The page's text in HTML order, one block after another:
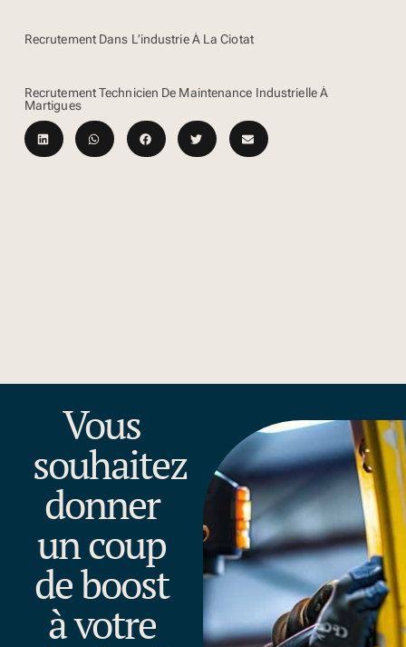
Recrutement Dans L’industrie À La Ciotat
Recrutement Technicien De Maintenance Industrielle À
Martigues
Vous
souhaitez
donner
un coup
de boost
à votre